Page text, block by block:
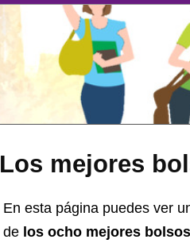
Los mejores
En esta página puedes ver
de los ocho mejores